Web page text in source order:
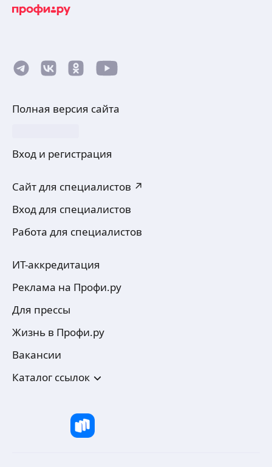
Полная версия сайта
Вход и регистрация
Сайт для специалистов ↗
Вход для специалистов
Работа для специалистов
ИТ-аккредитация
Реклама на Профи.ру
Для прессы
Жизнь в Профи.ру
Вакансии
Каталог ссылок